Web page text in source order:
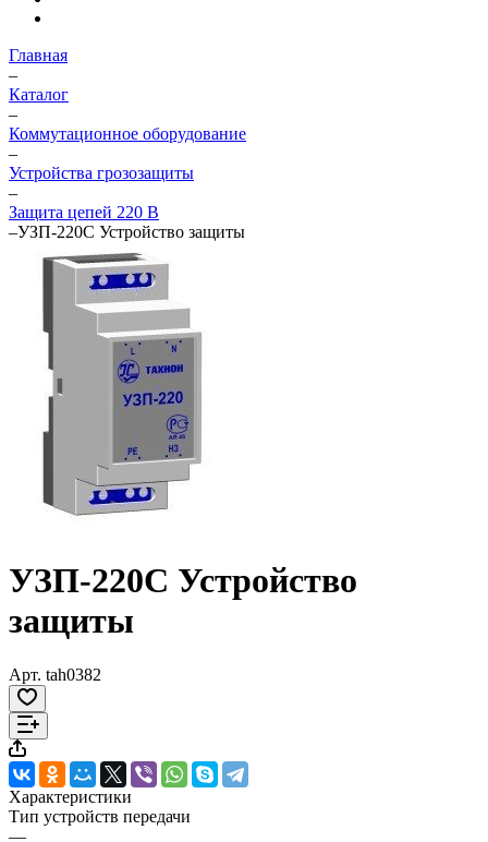
Главная
–
Каталог
–
Коммутационное оборудование
–
Устройства грозозащиты
–
Защита цепей 220 В
–УЗП-220C Устройство защиты
УЗП-220C Устройство
защиты
Арт. tah0382
Характеристики
Тип устройств передачи
—